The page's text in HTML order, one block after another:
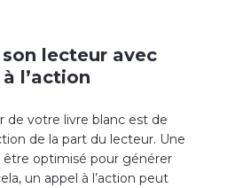
lecteur avec
l’action
de votre livre blanc est de
de la part du lecteur. Une
être optimisé pour générer
un appel à l’action peut